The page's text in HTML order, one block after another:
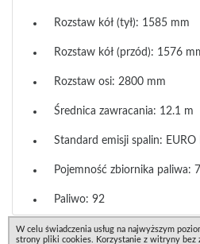
Rozstaw kół (tył): 1585 mm
Rozstaw kół (przód): 1576
Rozstaw osi: 2800 mm
Średnica zawracania: 12.1 m
Standard emisji spalin: EURO
Pojemność zbiornika paliwa:
Paliwo: 92
W celu świadczenia usług na najwyższym
strony pliki cookies. Korzystanie z witryny bez